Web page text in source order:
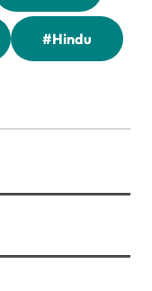
#Hindu